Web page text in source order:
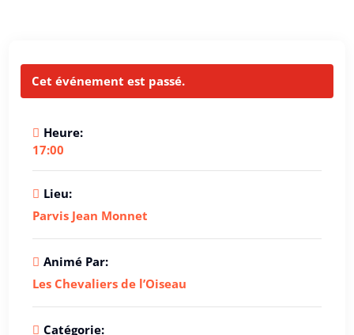
Cet événement est passé.
Heure:
17:00
Lieu:
Parvis Jean Monnet
Animé Par:
Les Chevaliers de l’Oiseau
Catégorie: